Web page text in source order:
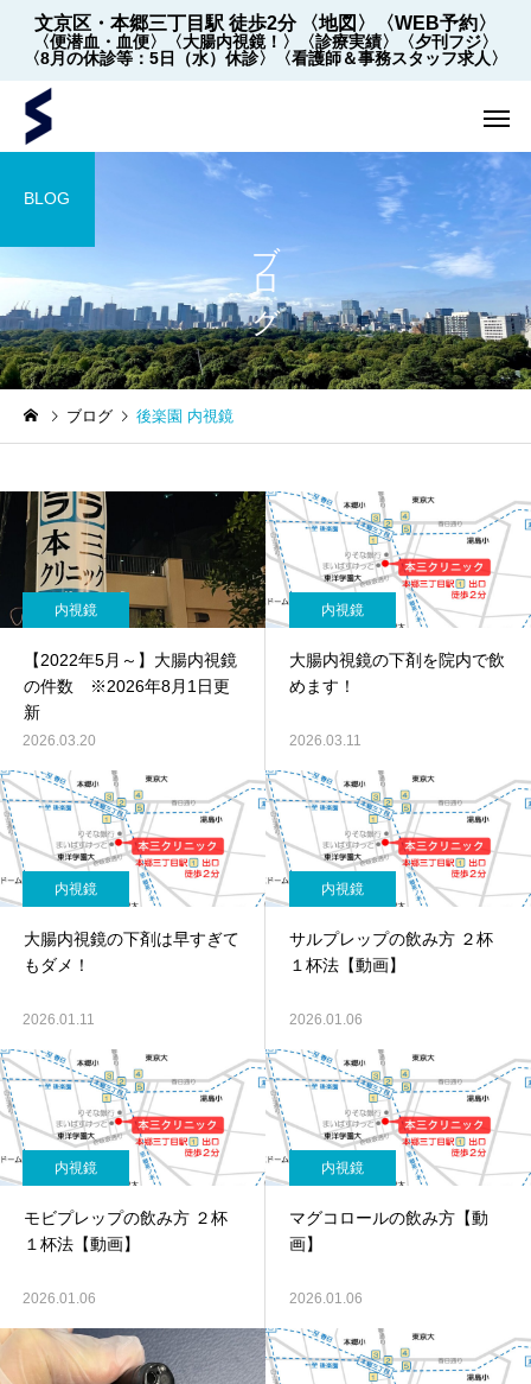
文京区・本郷三丁目駅 徒歩2分 〈地図〉 〈WEB予約〉
〈便潜血・血便〉 〈大腸内視鏡！〉 〈診療実績〉
〈夕刊フジ〉
〈8月の休診等：5日（水）休診〉
〈看護師＆事務スタッフ求人〉
内視鏡
【2022年5月～】大腸内視
日更新
内視鏡
大腸内視鏡の下剤を院
ブログ
BLOG
ブログ 後楽園 内視鏡
内視鏡
【2022年5月～】大腸内視鏡
の件数 ※2026年8月1日更
新
2026.03.20
内視鏡
大腸内視鏡の下剤を院内で飲
めます！
2026.03.11
内視鏡
大腸内視鏡の下剤は早すぎて
もダメ！
2026.01.11
内視鏡
サルプレップの飲み方 ２杯
１杯法【動画】
2026.01.06
内視鏡
モビプレップの飲み方 ２杯
１杯法【動画】
2026.01.06
内視鏡
マグコロールの飲み方【動
画】
2026.01.06